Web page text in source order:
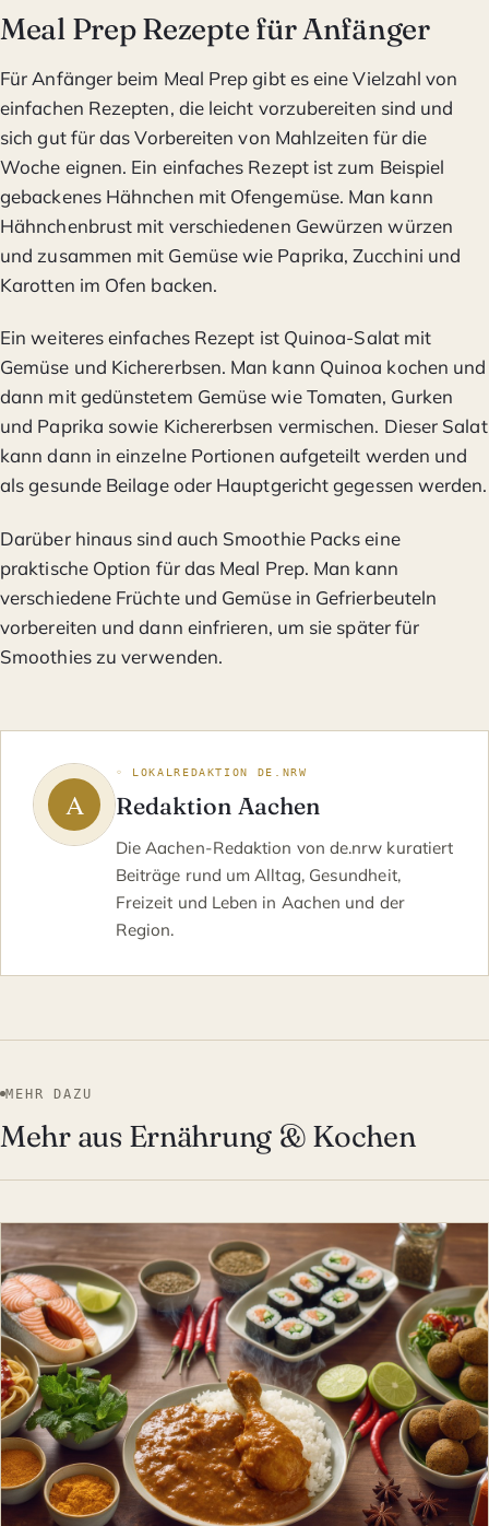
Meal Prep Rezepte für Anfänger
Für Anfänger beim Meal Prep gibt es eine Vielzahl von
einfachen Rezepten, die leicht vorzubereiten sind und
sich gut für das Vorbereiten von Mahlzeiten für die
Woche eignen. Ein einfaches Rezept ist zum Beispiel
gebackenes Hähnchen mit Ofengemüse. Man kann
Hähnchenbrust mit verschiedenen Gewürzen würzen
und zusammen mit Gemüse wie Paprika, Zucchini und
Karotten im Ofen backen.
Ein weiteres einfaches Rezept ist Quinoa-Salat mit
Gemüse und Kichererbsen. Man kann Quinoa kochen und
dann mit gedünstetem Gemüse wie Tomaten, Gurken
und Paprika sowie Kichererbsen vermischen. Dieser Salat
kann dann in einzelne Portionen aufgeteilt werden und
als gesunde Beilage oder Hauptgericht gegessen werden.
Darüber hinaus sind auch Smoothie Packs eine
praktische Option für das Meal Prep. Man kann
verschiedene Früchte und Gemüse in Gefrierbeuteln
vorbereiten und dann einfrieren, um sie später für
Smoothies zu verwenden.
◦ LOKALREDAKTION DE.NRW
Redaktion Aachen
Die Aachen-Redaktion von de.nrw kuratiert
Beiträge rund um Alltag, Gesundheit,
Freizeit und Leben in Aachen und der
Region.
MEHR DAZU
Mehr aus Ernährung & Kochen
ERNÄHRUNG & KOCHEN